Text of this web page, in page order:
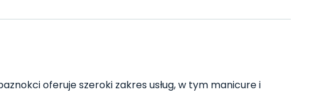
oferuje szeroki zakres usług, w tym manicure i